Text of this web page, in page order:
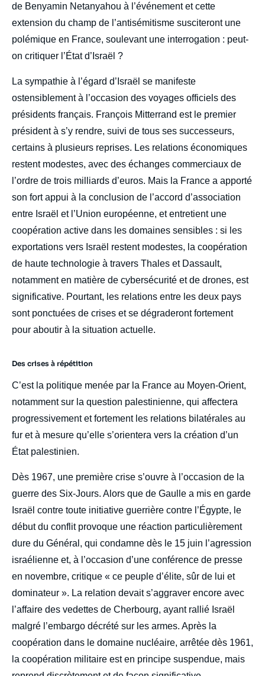
de Benyamin Netanyahou à l’événement et cette
extension du champ de l’antisémitisme susciteront une
polémique en France, soulevant une interrogation : peut-
on critiquer l’État d’Israël ?
La sympathie à l’égard d’Israël se manifeste
ostensiblement à l’occasion des voyages officiels des
présidents français. François Mitterrand est le premier
président à s’y rendre, suivi de tous ses successeurs,
certains à plusieurs reprises. Les relations économiques
restent modestes, avec des échanges commerciaux de
l’ordre de trois milliards d’euros. Mais la France a apporté
son fort appui à la conclusion de l’accord d’association
entre Israël et l’Union européenne, et entretient une
coopération active dans les domaines sensibles : si les
exportations vers Israël restent modestes, la coopération
de haute technologie à travers Thales et Dassault,
notamment en matière de cybersécurité et de drones, est
significative. Pourtant, les relations entre les deux pays
sont ponctuées de crises et se dégraderont fortement
pour aboutir à la situation actuelle.
Des crises à répétition
C’est la politique menée par la France au Moyen-Orient,
notamment sur la question palestinienne, qui affectera
progressivement et fortement les relations bilatérales au
fur et à mesure qu’elle s’orientera vers la création d’un
État palestinien.
Dès 1967, une première crise s’ouvre à l’occasion de la
guerre des Six-Jours. Alors que de Gaulle a mis en garde
Israël contre toute initiative guerrière contre l’Égypte, le
début du conflit provoque une réaction particulièrement
dure du Général, qui condamne dès le 15 juin l’agression
israélienne et, à l’occasion d’une conférence de presse
en novembre, critique « ce peuple d’élite, sûr de lui et
dominateur ». La relation devait s’aggraver encore avec
l’affaire des vedettes de Cherbourg, ayant rallié Israël
malgré l’embargo décrété sur les armes. Après la
coopération dans le domaine nucléaire, arrêtée dès 1961,
la coopération militaire est en principe suspendue, mais